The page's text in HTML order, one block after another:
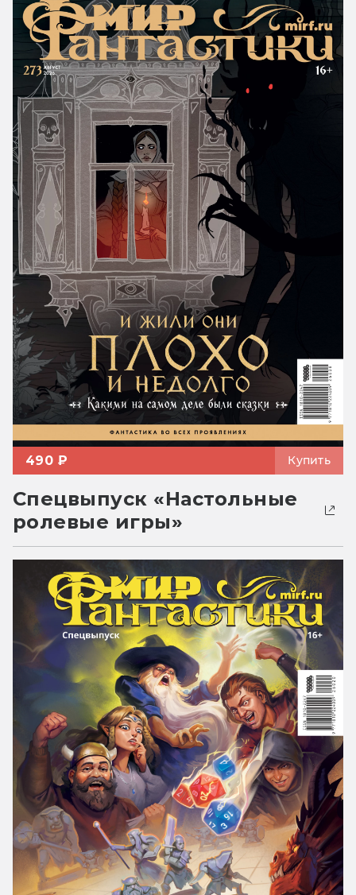
490 ₽ Купить
Спецвыпуск «Настольные
ролевые игры»